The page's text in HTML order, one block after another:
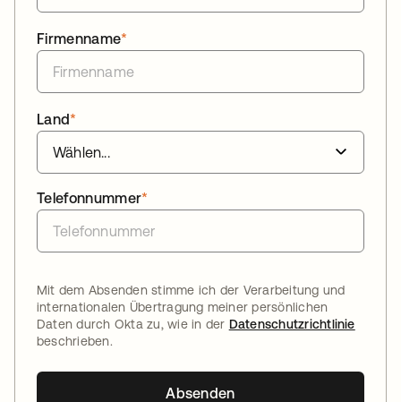
*
Firmenname
*
Land
*
Telefonnummer
Mit dem Absenden stimme ich der Verarbeitung und
internationalen Übertragung meiner persönlichen
Daten durch Okta zu, wie in der Datenschutzrichtlinie
beschrieben.
Absenden